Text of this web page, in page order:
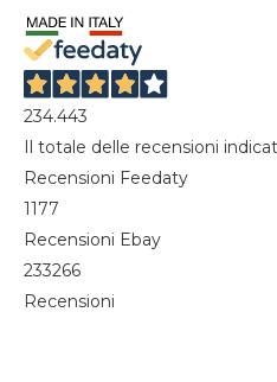
234.443
Il totale delle recensioni
Recensioni Feedaty
1177
Recensioni Ebay
233266
Recensioni